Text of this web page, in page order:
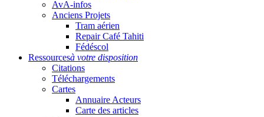
AvA-infos
Anciens Projets
Tram aérien
Repair Café Tahiti
Fédéscol
Ressourcesà votre disposition
Citations
Téléchargements
Cartes
Annuaire Acteurs
Carte des articles